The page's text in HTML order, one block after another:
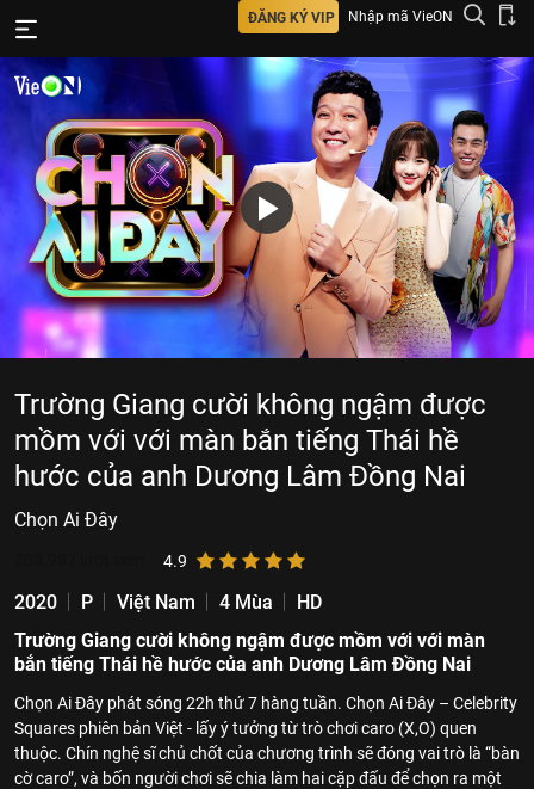
ĐĂNG KÝ VIP Nhập mã VieON
Trường Giang cười không ngậm được
mồm với với màn bắn tiếng Thái hề
hước của anh Dương Lâm Đồng Nai
Chọn Ai Đây
4.9
2020 P Việt Nam 4 Mùa
HD
Trường Giang cười không ngậm được mồm với với màn
bắn tiếng Thái hề hước của anh Dương Lâm Đồng Nai
Chọn Ai Đây phát sóng 22h thứ 7 hàng tuần. Chọn Ai Đây – Celebrity
Squares phiên bản Việt - lấy ý tưởng từ trò chơi caro (X,O) quen
thuộc. Chín nghệ sĩ chủ chốt của chương trình sẽ đóng vai trò là “bàn
cờ caro”, và bốn người chơi sẽ chia làm hai cặp đấu để chọn ra một